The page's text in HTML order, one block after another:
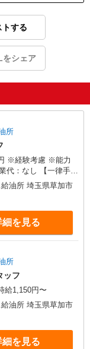
トする
をシェア
所
※経験考慮 ※能力
し 【一律手
通勤・皆勤・家族手
払われるその他手当
手当+残業代）+販
社3年） （基本給
役職手当）+販売報
油所 埼玉県草加市
細を見る
所
ッフ
給1,150円〜
油所 埼玉県草加市
細を見る